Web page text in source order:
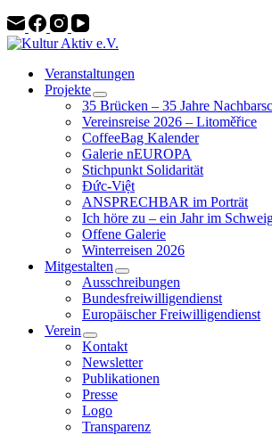
Veranstaltungen
Projekte
35 Brücken – 35 Jahre
Vereinsreise 2026 – Litoměřice
CoffeeBag Kalender
Galerie nEUROPA
Stichpunkt Solidarität
Đức-Việt
ANSPRECHBAR im Porträt
Ich höre zu – ein Jahr im
Offene Galerie
Winterreisen 2026
Mitgestalten
Ausschreibungen
Bundesfreiwilligendienst
Europäischer Freiwilligendienst
Verein
Kontakt
Newsletter
Publikationen
Presse
Logo
Transparenz